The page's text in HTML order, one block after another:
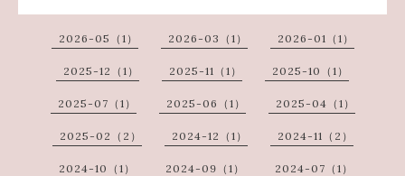
2026-05（1） 2026-03（1） 2026-01（1）
2025-12（1） 2025-11（1） 2025-10（1）
2025-07（1） 2025-06（1） 2025-04（1）
2025-02（2） 2024-12（1） 2024-11（2）
2024-10（1） 2024-09（1） 2024-07（1）